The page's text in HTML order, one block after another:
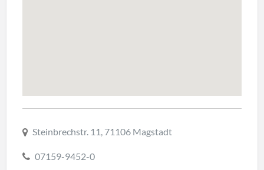
Steinbrechstr. 11, 71106 Magstadt
07159-9452-0